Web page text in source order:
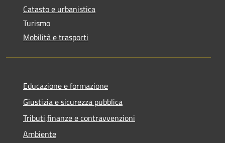
Catasto e urbanistica
Turismo
Mobilità e trasporti
Educazione e formazione
Giustizia e sicurezza pubblica
Tributi,finanze e contravvenzioni
Ambiente